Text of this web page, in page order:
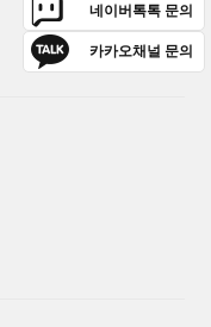
네이버톡톡 문의
카카오채널 문의